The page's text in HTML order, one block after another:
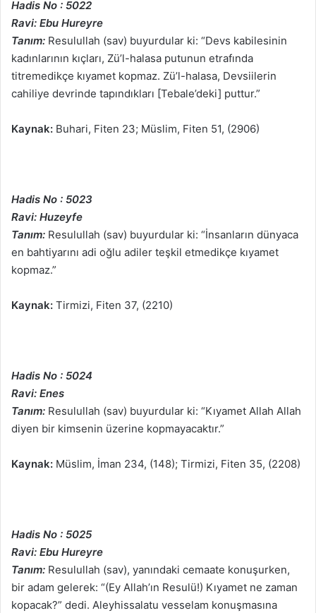
Hadis No : 5022
Ravi: Ebu Hureyre
Tanım: Resulullah (sav) buyurdular ki: “Devs kabilesinin
kadınlarının kıçları, Zü’l-halasa putunun etrafında
titremedikçe kıyamet kopmaz. Zü’l-halasa, Devsiilerin
cahiliye devrinde tapındıkları [Tebale’deki] puttur.”
Kaynak: Buhari, Fiten 23; Müslim, Fiten 51, (2906)
Hadis No : 5023
Ravi: Huzeyfe
Tanım: Resulullah (sav) buyurdular ki: “İnsanların dünyaca
en bahtiyarını adi oğlu adiler teşkil etmedikçe kıyamet
kopmaz.”
Kaynak: Tirmizi, Fiten 37, (2210)
Hadis No : 5024
Ravi: Enes
Tanım: Resulullah (sav) buyurdular ki: “Kıyamet Allah Allah
diyen bir kimsenin üzerine kopmayacaktır.”
Kaynak: Müslim, İman 234, (148); Tirmizi, Fiten 35, (2208)
Hadis No : 5025
Ravi: Ebu Hureyre
Tanım: Resulullah (sav), yanındaki cemaate konuşurken,
bir adam gelerek: “(Ey Allah’ın Resulü!) Kıyamet ne zaman
kopacak?” dedi. Aleyhissalatu vesselam konuşmasına